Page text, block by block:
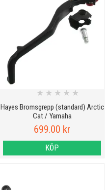
Hayes Bromsgrepp (standard) Arctic
Cat / Yamaha
★ ★ ★ ★ ★
699.00 kr
KÖP